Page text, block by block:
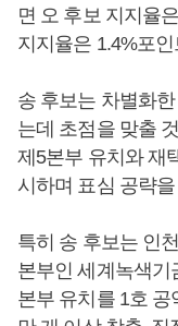
면 오 후보 지지율
지지율은 1.4%포
송 후보는 차별화
는데 초점을 맞출
제5본부 유치와 재
시하며 표심 공략
특히 송 후보는 인
본부인 세계녹색기
본부 유치를 1호